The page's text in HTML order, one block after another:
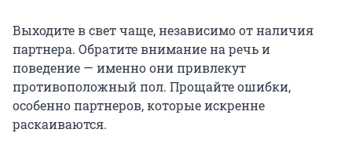
Выходите в свет чаще, независимо от наличия
партнера. Обратите внимание на речь и
поведение — именно они привлекут
противоположный пол. Прощайте ошибки,
особенно партнеров, которые искренне
раскаиваются.